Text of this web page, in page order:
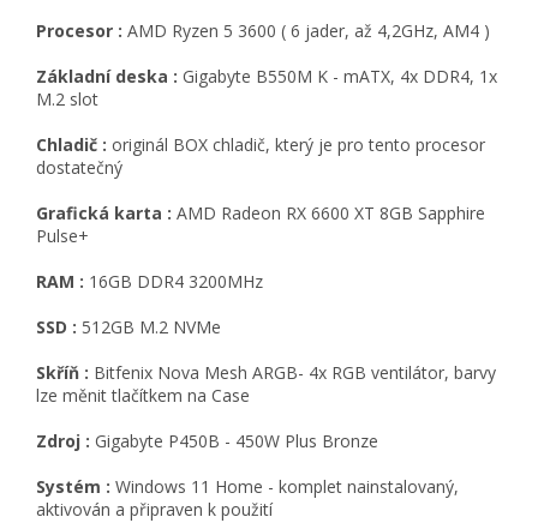
Procesor : AMD Ryzen 5 3600 ( 6 jader, až 4,2GHz, AM4 )
Základní deska : Gigabyte B550M K - mATX, 4x DDR4, 1x
M.2 slot
Chladič : originál BOX chladič, který je pro tento procesor
dostatečný
Grafická karta : AMD Radeon RX 6600 XT 8GB Sapphire
Pulse+
RAM : 16GB DDR4 3200MHz
SSD : 512GB M.2 NVMe
Skříň : Bitfenix Nova Mesh ARGB- 4x RGB ventilátor, barvy
lze měnit tlačítkem na Case
Zdroj : Gigabyte P450B - 450W Plus Bronze
Systém : Windows 11 Home - komplet nainstalovaný,
aktivován a připraven k použití